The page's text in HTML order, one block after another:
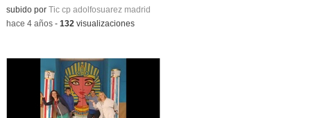
Contenido educativo.
subido por Tic cp adolfosuarez madrid
-hace 4 años- 132 visualizaciones